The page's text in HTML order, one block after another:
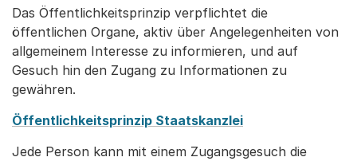
Das Öffentlichkeitsprinzip verpflichtet die
öffentlichen Organe, aktiv über Angelegenheiten von
allgemeinem Interesse zu informieren, und auf
Gesuch hin den Zugang zu Informationen zu
gewähren.
Öffentlichkeitsprinzip Staatskanzlei
Jede Person kann mit einem Zugangsgesuch die